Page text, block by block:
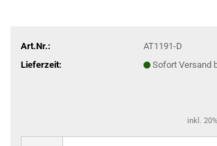
Art.Nr.:
AT1191-D
Lieferzeit:
Sofort Versand
inkl.